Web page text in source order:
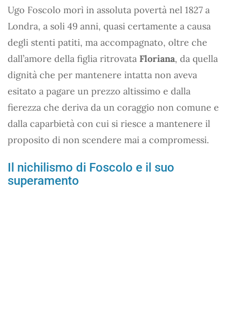
Ugo Foscolo morì in assoluta povertà nel 1827 a
Londra, a soli 49 anni, quasi certamente a causa
degli stenti patiti, ma accompagnato, oltre che
dall’amore della figlia ritrovata Floriana, da quella
dignità che per mantenere intatta non aveva
esitato a pagare un prezzo altissimo e dalla
fierezza che deriva da un coraggio non comune e
dalla caparbietà con cui si riesce a mantenere il
proposito di non scendere mai a compromessi.
Il nichilismo di Foscolo e il suo
superamento